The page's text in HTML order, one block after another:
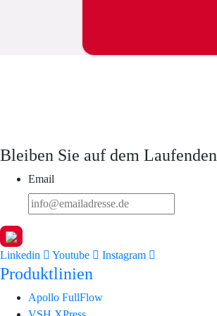
Bleiben Sie auf dem Laufenden
Email
Linkedin Youtube Instagram
Produktlinien
Apollo FullFlow